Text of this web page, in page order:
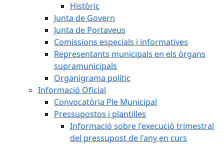
Històric
Junta de Govern
Junta de Portaveus
Comissions especials i informatives
Representants municipals en els òrgans
supramunicipals
Organigrama polític
Informació Oficial
Convocatòria Ple Municipal
Pressupostos i plantilles
Informació sobre l'execució trimestral
del pressupost de l'any en curs